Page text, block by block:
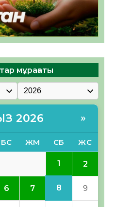
мұрағаты
2026 »
БС ЖМ СБ ЖС
1 2
6 7 8 9